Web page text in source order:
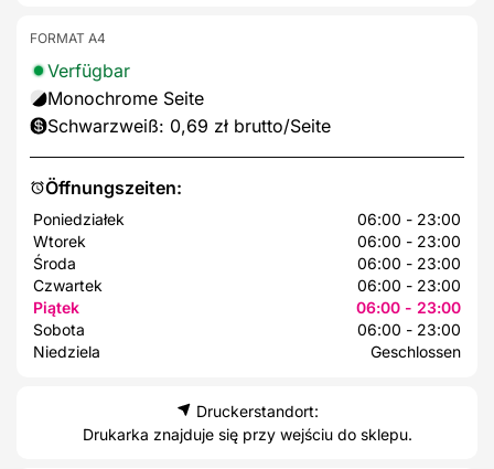
Öffnungszeiten:
Poniedziałek
06:00 - 23:00
Wtorek
06:00 - 23:00
Środa
06:00 - 23:00
Czwartek
06:00 - 23:00
Piątek
06:00 - 23:00
Sobota
06:00 - 23:00
Niedziela
Geschlossen
FORMAT A4
Verfügbar
Monochrome Seite
Schwarzweiß: 0,69 zł brutto/Seite
Druckerstandort:
Drukarka znajduje się przy wejściu do sklepu.